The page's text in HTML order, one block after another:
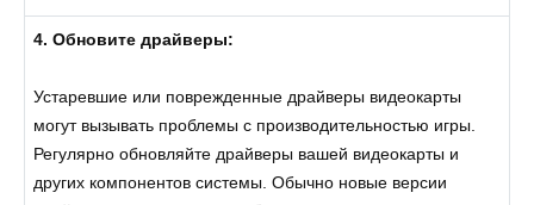
4. Обновите драйверы:
Устаревшие или поврежденные драйверы видеокарты
могут вызывать проблемы с производительностью игры.
Регулярно обновляйте драйверы вашей видеокарты и
других компонентов системы. Обычно новые версии